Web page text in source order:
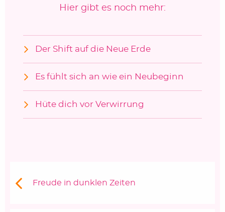
Hier gibt es noch mehr:
Der Shift auf die Neue Erde
Es fühlt sich an wie ein Neubeginn
Hüte dich vor Verwirrung
Vorheriger Beitrag:
Freude in dunklen Zeiten